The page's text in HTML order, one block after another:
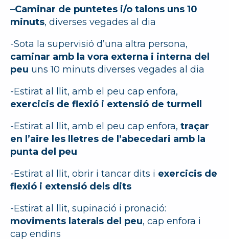
–Caminar de puntetes i/o talons uns 10
minuts, diverses vegades al dia
-Sota la supervisió d’una altra persona,
caminar amb la vora externa i interna del
peu uns 10 minuts diverses vegades al dia
-Estirat al llit, amb el peu cap enfora,
exercicis de flexió i extensió de turmell
-Estirat al llit, amb el peu cap enfora, traçar
en l’aire les lletres de l’abecedari amb la
punta del peu
-Estirat al llit, obrir i tancar dits i exercicis de
flexió i extensió dels dits
-Estirat al llit, supinació i pronació:
moviments laterals del peu, cap enfora i
cap endins